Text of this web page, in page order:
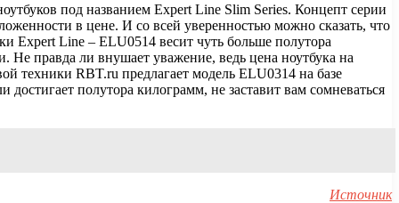
под названием Expert Line Slim Series. Концепт серии
в цене. И со всей уверенностью можно сказать, что
Expert Line – ELU0514 весит чуть больше полутора
Не правда ли внушает уважение, ведь цена ноутбука на
техники RBT.ru предлагает модель ELU0314 на базе
полутора килограмм, не заставит вам сомневаться
Источник